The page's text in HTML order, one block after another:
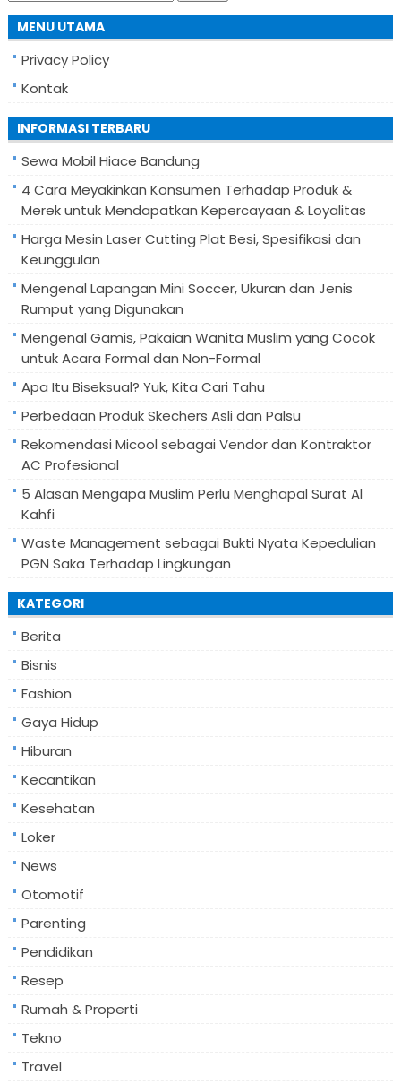
for:
MENU UTAMA
Privacy Policy
Kontak
INFORMASI TERBARU
Sewa Mobil Hiace Bandung
4 Cara Meyakinkan Konsumen Terhadap Produk &
Merek untuk Mendapatkan Kepercayaan & Loyalitas
Harga Mesin Laser Cutting Plat Besi, Spesifikasi dan
Keunggulan
Mengenal Lapangan Mini Soccer, Ukuran dan Jenis
Rumput yang Digunakan
Mengenal Gamis, Pakaian Wanita Muslim yang Cocok
untuk Acara Formal dan Non-Formal
Apa Itu Biseksual? Yuk, Kita Cari Tahu
Perbedaan Produk Skechers Asli dan Palsu
Rekomendasi Micool sebagai Vendor dan Kontraktor
AC Profesional
5 Alasan Mengapa Muslim Perlu Menghapal Surat Al
Kahfi
Waste Management sebagai Bukti Nyata Kepedulian
PGN Saka Terhadap Lingkungan
KATEGORI
Berita
Bisnis
Fashion
Gaya Hidup
Hiburan
Kecantikan
Kesehatan
Loker
News
Otomotif
Parenting
Pendidikan
Resep
Rumah & Properti
Tekno
Travel